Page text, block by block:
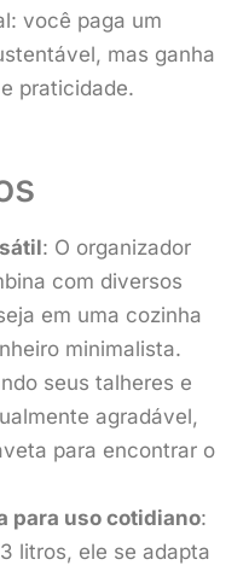
você paga um
mas ganha
praticidade.
: O organizador
com diversos
em uma cozinha
minimalista.
seus talheres e
agradável,
para encontrar o
para uso cotidiano:
litros, ele se adapta